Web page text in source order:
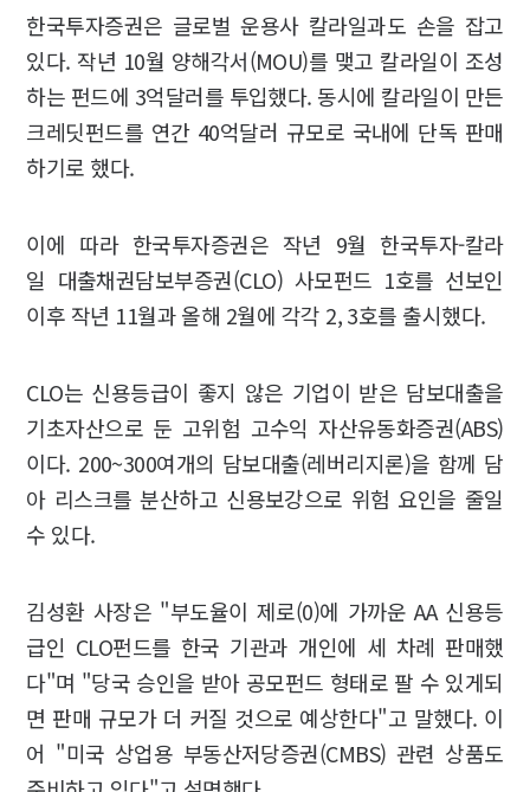
한국투자증권은 글로벌 운용사 칼라일과도 손을 잡고
있다. 작년 10월 양해각서(MOU)를 맺고 칼라일이 조성
하는 펀드에 3억달러를 투입했다. 동시에 칼라일이 만든
크레딧펀드를 연간 40억달러 규모로 국내에 단독 판매
하기로 했다.
이에 따라 한국투자증권은 작년 9월 한국투자-칼라
일 대출채권담보부증권(CLO) 사모펀드 1호를 선보인
이후 작년 11월과 올해 2월에 각각 2, 3호를 출시했다.
CLO는 신용등급이 좋지 않은 기업이 받은 담보대출을
기초자산으로 둔 고위험 고수익 자산유동화증권(ABS)
이다. 200~300여개의 담보대출(레버리지론)을 함께 담
아 리스크를 분산하고 신용보강으로 위험 요인을 줄일
수 있다.
김성환 사장은 "부도율이 제로(0)에 가까운 AA 신용등
급인 CLO펀드를 한국 기관과 개인에 세 차례 판매했
다"며 "당국 승인을 받아 공모펀드 형태로 팔 수 있게되
면 판매 규모가 더 커질 것으로 예상한다"고 말했다. 이
어 "미국 상업용 부동산저당증권(CMBS) 관련 상품도